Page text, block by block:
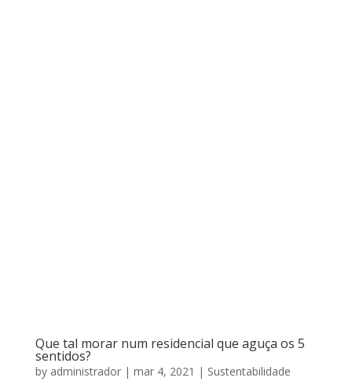
Que tal morar num residencial que aguça os 5
sentidos?
by administrador| mar 4, 2021 | Sustentabilidade